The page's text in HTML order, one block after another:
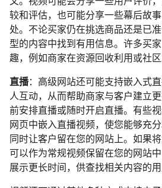
较和评估，也可能分享一些幕后故
处。不论买家仍在挑选商品还是已
型的内容中找到有用信息。许多买
趣，例如商家在资源回收利用或社区
直播：高级网站还可能支持嵌入式
人互动，从而帮助商家与客户建立
前安排直播或随时开启直播。有些
网页中嵌入直播视频，使您能够充
同时让客户留在您的网站上。如果
可以作为常规视频保留在您的网站
展示更长时间，供查找相关内容的用